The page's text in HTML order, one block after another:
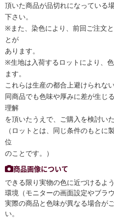
頂いた商品が品切れになっている
下さい。
※また、染色により、前回ご注文
とが
あります。
※生地は入荷するロットにより、
ます。
これらは生産の都合上避けられな
同商品でも色味や厚みに差が生じ
理解
を頂いたうえで、ご購入を検討い
（ロットとは、同じ条件のもと
位
のことです。）
商品画像について
できる限り実物の色に近づけるよ
環境（モニターの画面設定やブラ
実際の商品と色味が異なる場合が
い。